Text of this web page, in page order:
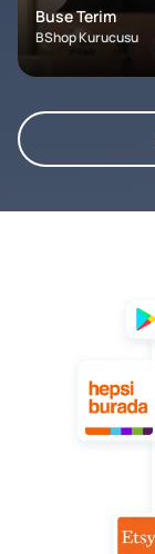
Buse Terim
BShop Kurucusu